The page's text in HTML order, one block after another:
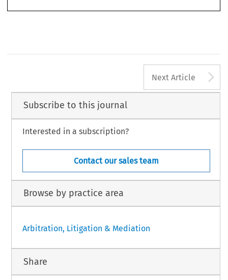
Next Article
Subscribe to this journal
Interested in a subscription?
Contact our sales team
Browse by practice area
Arbitration, Litigation & Mediation
Share